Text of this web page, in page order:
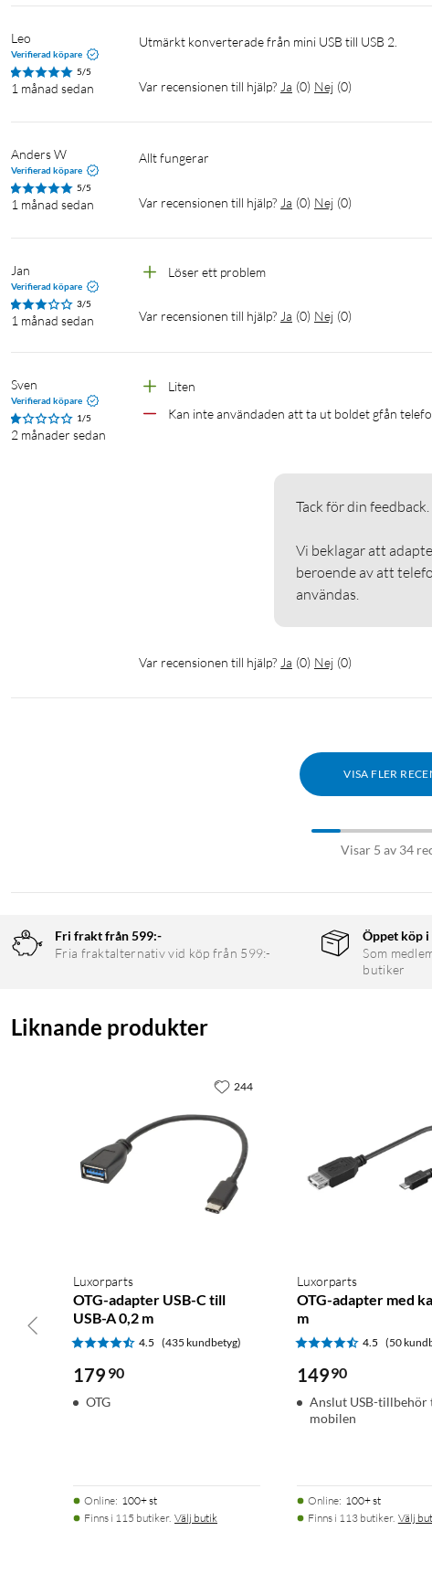
Leo
Verifierad köpare
5/5
1 månad sedan
Utmärkt konverterade från mini USB till USB 2.
Var recensionen till hjälp? Ja (0) Nej (0)
Anders W
Verifierad köpare
5/5
1 månad sedan
Allt fungerar
Var recensionen till hjälp? Ja (0) Nej (0)
Jan
Verifierad köpare
3/5
1 månad sedan
Löser ett problem
Var recensionen till hjälp? Ja (0) Nej (0)
Sven
Verifierad köpare
1/5
2 månader sedan
Liten
Kan inte användaden att ta ut boldet gfån
Tack för din feedback.
Vi beklagar att
beroende av att
användas.
Var recensionen till hjälp? Ja (0) Nej (0)
VISA FLER
Visar 5 av 34
Fri frakt från 599:-
Fria fraktalternativ vid köp från 599:-
Öppet köp i
Som
butiker
Liknande produkter
Luxorparts
OTG-adapter USB-C till
USB-A 0,2 m
4.5 (435 kundbetyg)
179 90
OTG
Online: 100+ st
Finns i 115 butiker. Välj butik
244
Luxorparts
OTG-adapter med
m
4.5 (50
14990
Anslut USB-tillbehör
mobilen
Online: 100+ st
Finns i 113 butiker. Välj